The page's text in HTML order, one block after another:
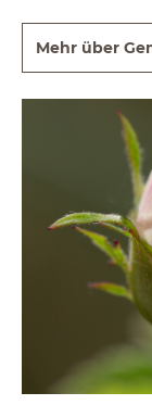
Mehr über